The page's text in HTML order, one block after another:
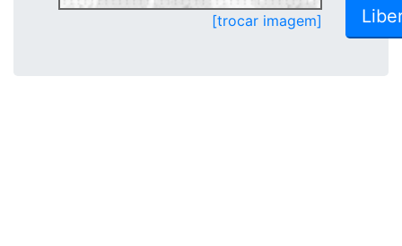
[trocar imagem]